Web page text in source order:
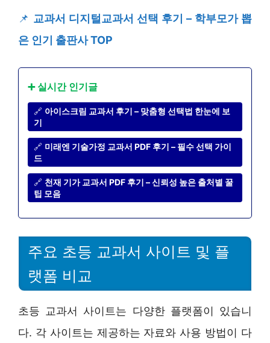
📌 교과서 디지털교과서 선택 후기 – 학부모가 뽑
은 인기 출판사 TOP
➕ 실시간 인기글
🔗 아이스크림 교과서 후기 – 맞춤형 선택법 한눈에 보
기
🔗 미래엔 기술가정 교과서 PDF 후기 – 필수 선택 가이
드
🔗 천재 기가 교과서 PDF 후기 – 신뢰성 높은 출처별 꿀
팁 모음
주요 초등 교과서 사이트 및 플
랫폼 비교
초등 교과서 사이트는 다양한 플랫폼이 있습니
다. 각 사이트는 제공하는 자료와 사용 방법이 다